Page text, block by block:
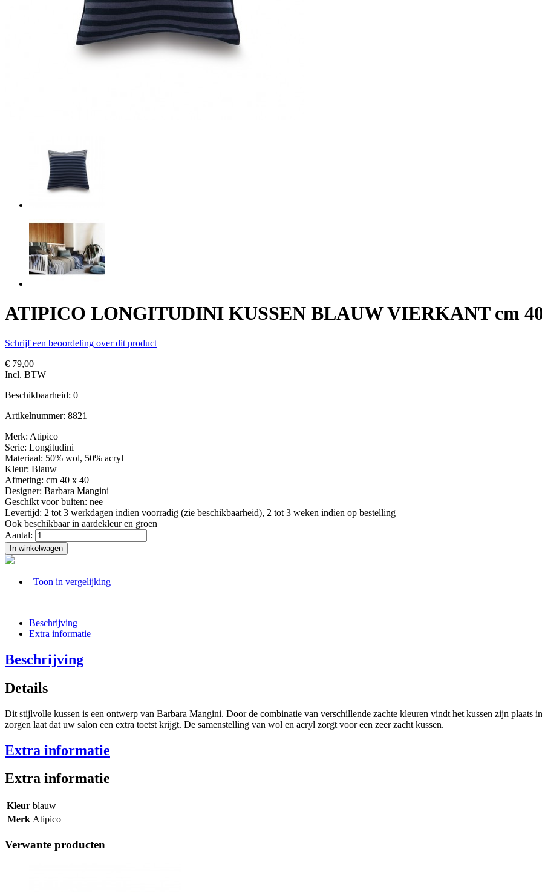
ATIPICO LONGITUDINI KUSSEN BLAUW VIERKANT cm
Schrijf een beoordeling over dit product
€ 79,00
Incl. BTW
Beschikbaarheid: 0
Artikelnummer: 8821
Merk: Atipico
Serie: Longitudini
Materiaal: 50% wol, 50% acryl
Kleur: Blauw
Afmeting: cm 40 x 40
Designer: Barbara Mangini
Geschikt voor buiten: nee
Levertijd: 2 tot 3 werkdagen indien voorradig (zie beschikbaarheid), 2 tot 3 weken indien op bestelling
Ook beschikbaar in aardekleur en groen
Aantal:
In winkelwagen
| Toon in vergelijking
Beschrijving
Extra informatie
Beschrijving
Details
Dit stijlvolle kussen is een ontwerp van Barbara Mangini. Door de combinatie van verschillende zachte kleuren vindt het kussen zijn plaats
zorgen laat dat uw salon een extra toetst krijgt. De samenstelling van wol en acryl zorgt voor een zeer zacht kussen.
Extra informatie
Extra informatie
Kleur blauw
Merk Atipico
Verwante producten